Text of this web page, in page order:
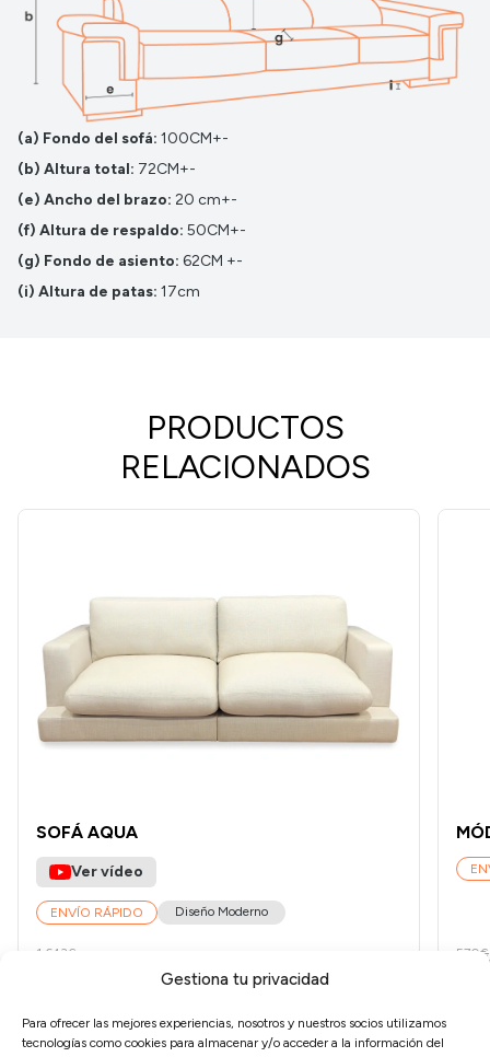
Gestiona tu privacidad
Para ofrecer las mejores experiencias, nosotros y nuestros socios utilizamos
tecnologías como cookies para almacenar y/o acceder a la información del
(a) Fondo del sofá: 100CM+-
(b) Altura total: 72CM+-
(e) Ancho del brazo: 20 cm+-
(f) Altura de respaldo: 50CM+-
(g) Fondo de asiento: 62CM +-
(i) Altura de patas: 17cm
PRODUCTOS
RELACIONADOS
SOFÁ AQUA
Ver vídeo
ENVÍO RÁPIDO Diseño Moderno
1.643€ 570€